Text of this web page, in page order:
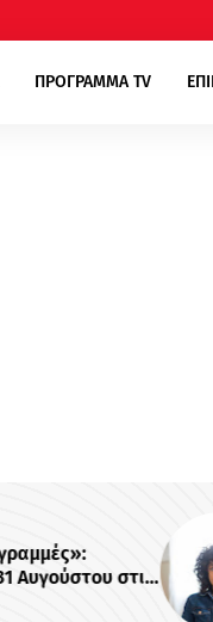
ΠΡΟΓΡΑΜΜΑ TV
χάνει
κύκλο